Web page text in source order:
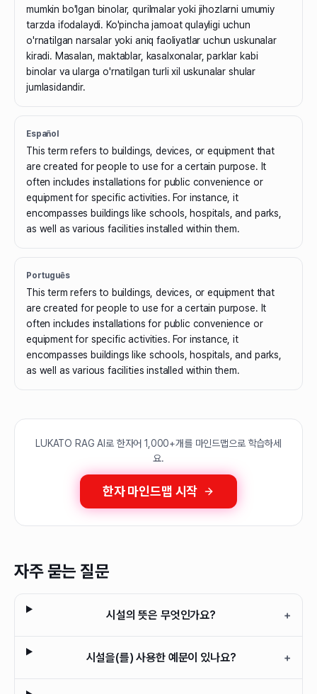
mumkin bo'lgan binolar, qurilmalar yoki jihozlarni umumiy
tarzda ifodalaydi. Ko'pincha jamoat qulayligi uchun
o'rnatilgan narsalar yoki aniq faoliyatlar uchun uskunalar
kiradi. Masalan, maktablar, kasalxonalar, parklar kabi
binolar va ularga o'rnatilgan turli xil uskunalar shular
jumlasidandir.
Español
This term refers to buildings, devices, or equipment that
are created for people to use for a certain purpose. It
often includes installations for public convenience or
equipment for specific activities. For instance, it
encompasses buildings like schools, hospitals, and parks,
as well as various facilities installed within them.
Português
This term refers to buildings, devices, or equipment that
are created for people to use for a certain purpose. It
often includes installations for public convenience or
equipment for specific activities. For instance, it
encompasses buildings like schools, hospitals, and parks,
as well as various facilities installed within them.
LUKATO RAG AI로 한자어 1,000+개를 마인드맵으로 학습하세
요.
한자 마인드맵 시작
자주 묻는 질문
시설의 뜻은 무엇인가요? +
시설을(를) 사용한 예문이 있나요? +